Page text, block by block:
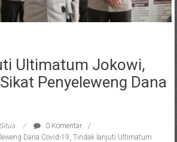
Ultimatum Jokowi,
Penyeleweng Dana
0 Komentar
Dana Covid-19, Tindak lanjuti Ultimatum